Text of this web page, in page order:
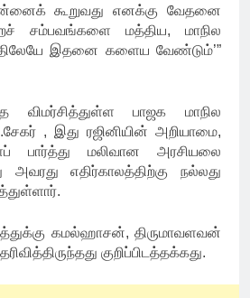
கூறுவது எனக்கு வேதனை
சம்பவங்களை மத்திய, மாநில
இதனை களைய வேண்டும்’”
விமர்சித்துள்ள பாஜக மாநில
, இது ரஜினியின் அறியாமை,
பார்த்து மலிவான அரசியலை
அவரது எதிர்காலத்திற்கு நல்லது
கமல்ஹாசன், திருமாவளவன்
குறிப்பிடத்தக்கது.